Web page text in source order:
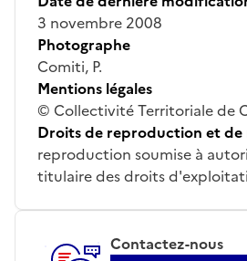
3 novembre 2008
Photographe
Comiti, P.
Mentions légales
© Collectivité Territoriale de
Droits de reproduction et de
reproduction soumise à
titulaire des droits
Contactez-nous